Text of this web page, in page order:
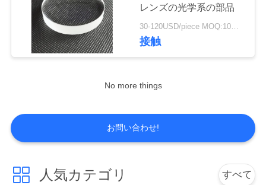
図
PRIVACY
レンズの光学系の部品
30-120USD/piece MOQ:10部分
接触
No more things
お問い合わせ!
人気カテゴリ すべて